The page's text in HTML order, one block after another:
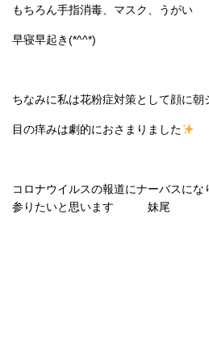
もちろん手指消毒、マスク、うがい
早寝早起き(*^^*)
ちなみに私は花粉症対策として顔に朝
目の痒みは劇的におさまりました
コロナウイルスの報道にナーバスに
参りたいと思います 妹尾